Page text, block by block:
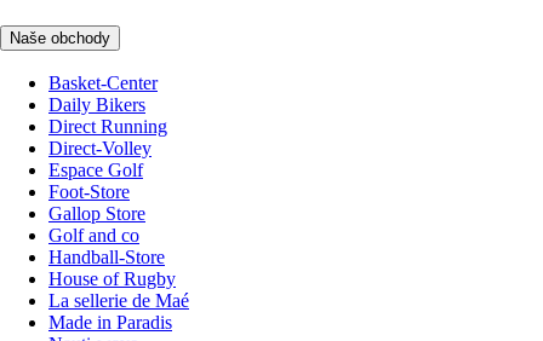
Naše obchody
Basket-Center
Daily Bikers
Direct Running
Direct-Volley
Espace Golf
Foot-Store
Gallop Store
Golf and co
Handball-Store
House of Rugby
La sellerie de Maé
Made in Paradis